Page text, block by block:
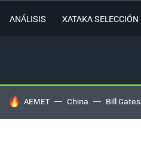
ANÁLISIS XATAKA SELECCIÓN
HOY SE HABLA DE
AEMET China Bill Gates